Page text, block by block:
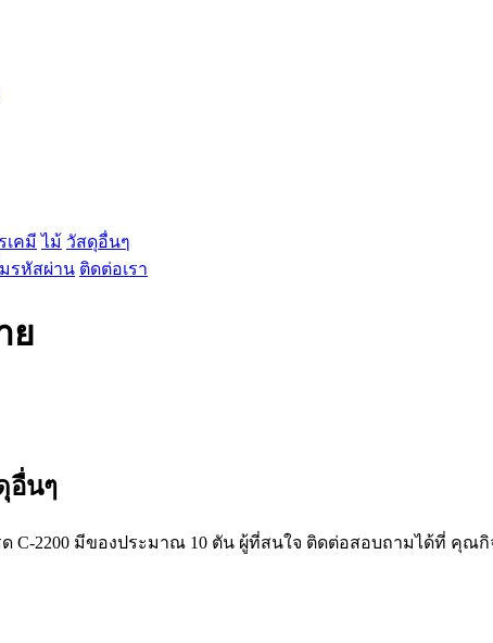
เคมี ไม้ วัสดุอื่นๆ
รหัสผ่าน ติดต่อเรา
ย
อื่นๆ
C-2200 มีของประมาณ 10 ตัน ผู้ที่สนใจ ติดต่อสอบถามได้ที่ คุณกิจ